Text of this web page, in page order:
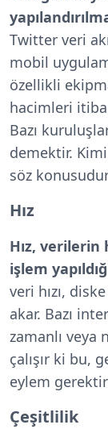
Twitter veri
mobil
özellikli
hacimleri
Bazı
demektir.
söz
Hız
Hız, verilerin
işlem
veri hızı,
akar. Bazı
zamanlı veya
çalışır ki bu,
eylem
Çeşitlilik